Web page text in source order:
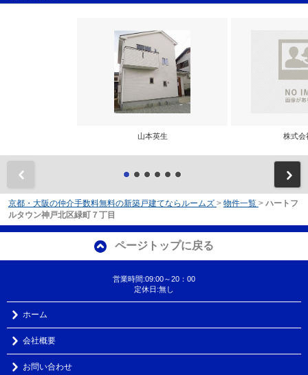
山本英生 株式会
京都・大阪の仲介手数料無料の新築戸建てならルームズ > 物件一覧 > ハートフ
ルタウン神戸北区緑町７丁目
ページトップに戻る
営業時間:09:00～20：00
定休日:無し
ホーム
会社概要
お問い合わせ